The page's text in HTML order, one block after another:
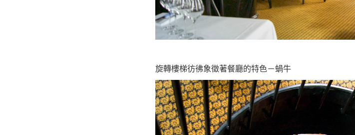
旋轉樓梯彷彿象徵著餐廳的特色－蝸牛